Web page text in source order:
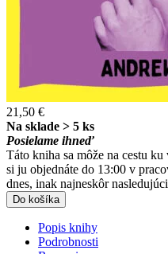
21,50 €
Na sklade > 5 ks
Posielame ihneď
Táto kniha sa môže na cestu
si ju objednáte do 13:00 v
dnes, inak najneskôr
Do košíka
Popis knihy
Podrobnosti